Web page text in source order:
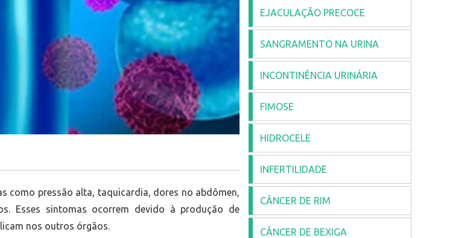
como pressão alta, taquicardia, dores no abdômen,
Esses sintomas ocorrem devido à produção de
nos outros órgãos.
EJACULAÇÃO PRECOCE
SANGRAMENTO NA URINA
INCONTINÊNCIA URINÁRIA
FIMOSE
HIDROCELE
INFERTILIDADE
CÂNCER DE RIM
CÂNCER DE BEXIGA